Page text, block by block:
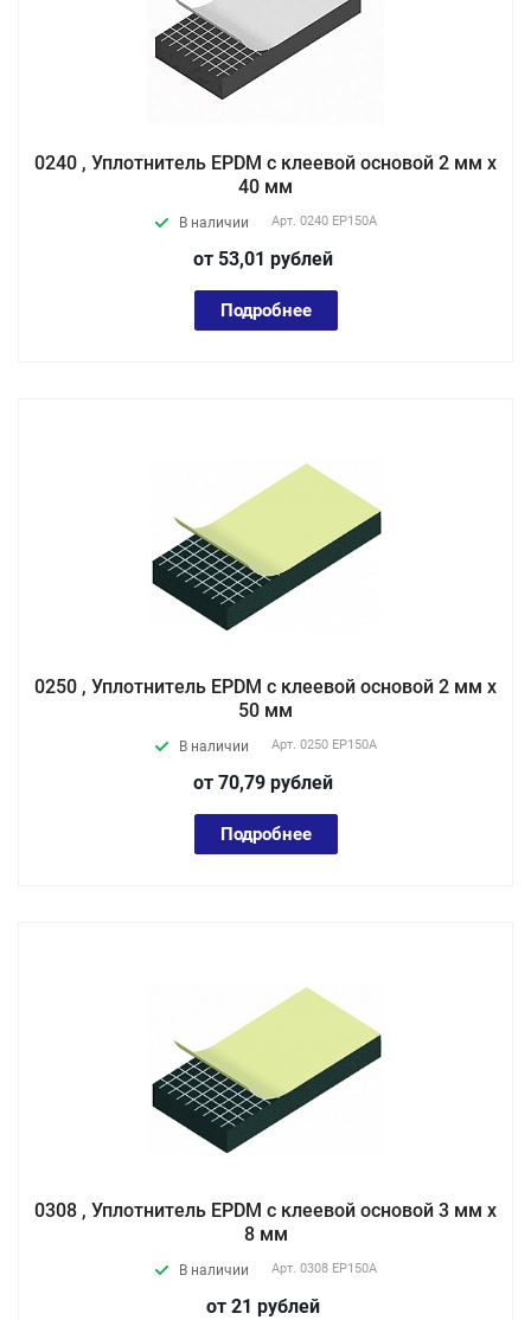
0240 , Уплотнитель EPDM с клеевой основой 2 мм х
40 мм
В наличии Арт. 0240 EP150А
от 53,01 рублей
Подробнее
0250 , Уплотнитель EPDM с клеевой основой 2 мм х
50 мм
В наличии Арт. 0250 EP150А
от 70,79 рублей
Подробнее
0308 , Уплотнитель EPDM с клеевой основой 3 мм х
8 мм
В наличии Арт. 0308 EP150А
от 21 рублей